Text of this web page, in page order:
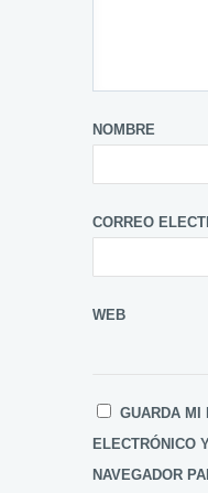
NOMBRE
CORREO
WEB
GUARDA MI
ELECTRÓNICO
NAVEGADOR